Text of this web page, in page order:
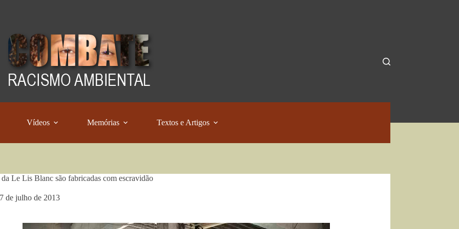
Vídeos Memórias Textos e Artigos
Le Lis Blanc são fabricadas com escravidão
de julho de 2013